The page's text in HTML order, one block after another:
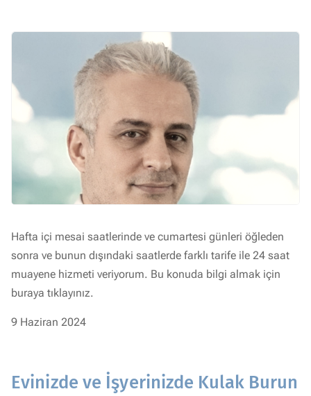
Hafta içi mesai saatlerinde ve cumartesi günleri öğleden
sonra ve bunun dışındaki saatlerde farklı tarife ile 24 saat
muayene hizmeti veriyorum. Bu konuda bilgi almak için
buraya tıklayınız.
9 Haziran 2024
Evinizde ve İşyerinizde Kulak Burun